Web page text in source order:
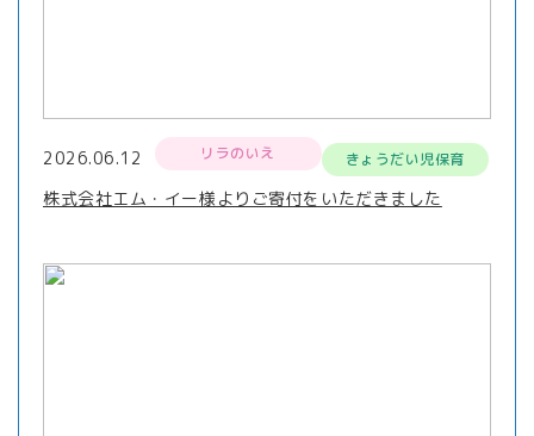
2026.06.12 リラのいえ きょうだい児保育
株式会社エム・イー様よりご寄付をいただきました